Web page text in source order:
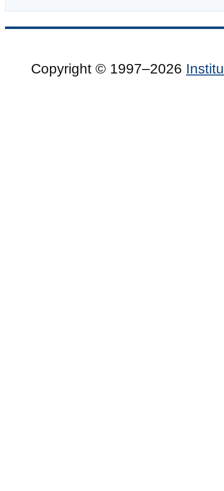
Copyright © 1997–2026